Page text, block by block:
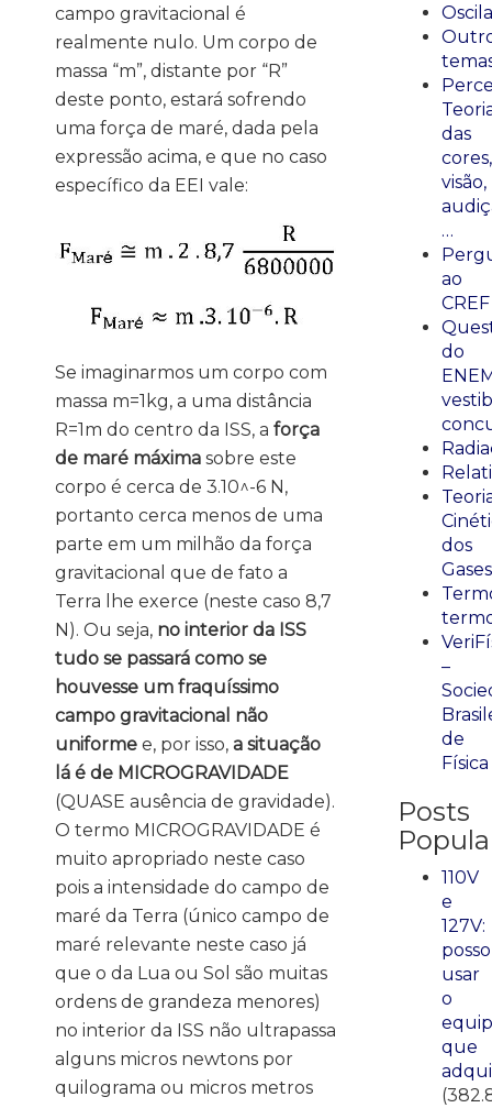
campo gravitacional é
realmente nulo. Um corpo de
massa “m”, distante por “R”
deste ponto, estará sofrendo
uma força de maré, dada pela
expressão acima, e que no caso
específico da EEI vale:
Se imaginarmos um corpo com
massa m=1kg, a uma distância
R=1m do centro da ISS, a força
de maré máxima sobre este
corpo é cerca de 3.10^-6 N,
portanto cerca menos de uma
parte em um milhão da força
gravitacional que de fato a
Terra lhe exerce (neste caso 8,7
N). Ou seja, no interior da ISS
tudo se passará como se
houvesse um fraquíssimo
campo gravitacional não
uniforme e, por isso, a situação
lá é de MICROGRAVIDADE
(QUASE ausência de gravidade).
O termo MICROGRAVIDADE é
muito apropriado neste caso
pois a intensidade do campo de
maré da Terra (único campo de
maré relevante neste caso já
que o da Lua ou Sol são muitas
ordens de grandeza menores)
no interior da ISS não ultrapassa
alguns micros newtons por
quilograma ou micros metros
das
cores,
visão,
…
ao
CREF
do
dos
Gases
–
de
Física
Posts
110V
e
127V:
posso
usar
o
que